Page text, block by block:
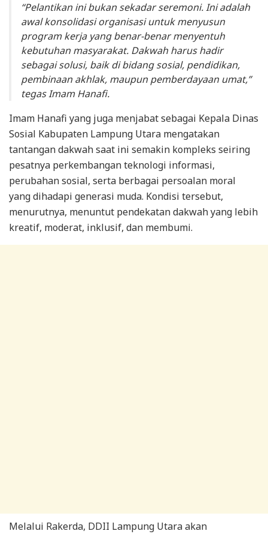
“Pelantikan ini bukan sekadar seremoni. Ini adalah
awal konsolidasi organisasi untuk menyusun
program kerja yang benar-benar menyentuh
kebutuhan masyarakat. Dakwah harus hadir
sebagai solusi, baik di bidang sosial, pendidikan,
pembinaan akhlak, maupun pemberdayaan umat,”
tegas Imam Hanafi.
Imam Hanafi yang juga menjabat sebagai Kepala Dinas
Sosial Kabupaten Lampung Utara mengatakan
tantangan dakwah saat ini semakin kompleks seiring
pesatnya perkembangan teknologi informasi,
perubahan sosial, serta berbagai persoalan moral
yang dihadapi generasi muda. Kondisi tersebut,
menurutnya, menuntut pendekatan dakwah yang lebih
kreatif, moderat, inklusif, dan membumi.
Melalui Rakerda, DDII Lampung Utara akan